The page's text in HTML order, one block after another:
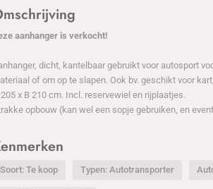
aanhanger is verkocht!
dicht, kantelbaar gebruikt voor autosport
of om op te slapen. Ook bv. geschikt voor
205 x B 210 cm. Incl. reservewiel en rijplaatjes.
opbouw (kan wel een sopje gebruiken, en
Soort: Te koop Typen: Autotransporter